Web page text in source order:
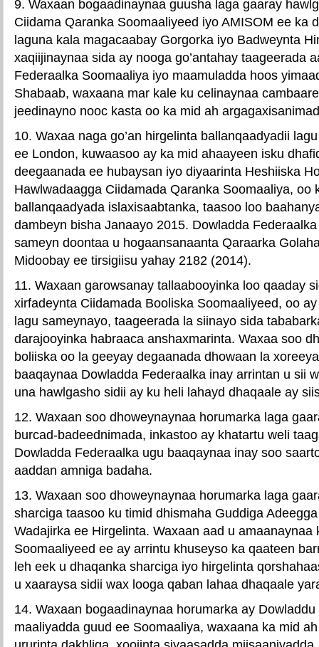
9. Waxaan bogaadinaynaa guusha laga gaaray
Ciidama Qaranka Soomaaliyeed iyo AMISOM ee ka
laguna kala magacaabay Gorgorka iyo Badweynta
xaqiijinaynaa sida ay nooga go’antahay taageerada
Federaalka Soomaaliya iyo maamuladda hoos
Shabaab, waxaana mar kale ku celinaynaa
jeedinayno nooc kasta oo ka mid ah
10. Waxaa naga go’an hirgelinta ballanqaadyadii
ee London, kuwaasoo ay ka mid ahaayeen isku
deegaanada ee hubaysan iyo diyaarinta Heshiiska
Hawlwadaagga Ciidamada Qaranka Soomaaliya, oo
ballanqaadyada islaxisaabtanka, taasoo loo
dambeyn bisha Janaayo 2015. Dowladda
sameyn doontaa u hogaansanaanta Qaraarka
Midoobay ee tirsigiisu yahay 2182 (2014).
11. Waxaan garowsanay tallaabooyinka loo qaaday
xirfadeynta Ciidamada Booliska Soomaaliyeed, oo
lagu sameynayo, taageerada la siinayo sida
darajooyinka habraaca anshaxmarinta. Waxaa soo
boliiska oo la geeyay degaanada dhowaan la
baaqaynaa Dowladda Federaalka inay arrintan u sii
una hawlgasho sidii ay ku heli lahayd dhaqaale ay
12. Waxaan soo dhoweynaynaa horumarka laga
burcad-badeednimada, inkastoo ay khatartu weli
Dowladda Federaalka ugu baaqaynaa inay soo
aaddan amniga badaha.
13. Waxaan soo dhoweynaynaa horumarka laga
sharciga taasoo ku timid dhismaha Guddiga
Wadajirka ee Hirgelinta. Waxaan aad u amaanaynaa
Soomaaliyeed ee ay arrintu khuseyso ka qaateen
leh eek u dhaqanka sharciga iyo hirgelinta
u xaaraysa sidii wax looga qaban lahaa dhaqaale
14. Waxaan bogaadinaynaa horumarka ay
maaliyadda guud ee Soomaaliya, waxaana ka mid